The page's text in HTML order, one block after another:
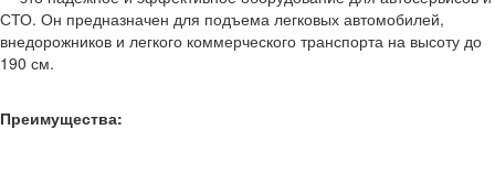
СТО. Он предназначен для подъема легковых автомобилей,
внедорожников и легкого коммерческого транспорта на высоту до
190 см.
Преимущества: